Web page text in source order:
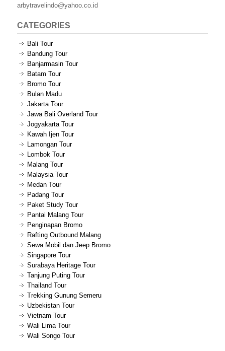
arbytravelindo@yahoo.co.id
CATEGORIES
Bali Tour
Bandung Tour
Banjarmasin Tour
Batam Tour
Bromo Tour
Bulan Madu
Jakarta Tour
Jawa Bali Overland Tour
Jogyakarta Tour
Kawah Ijen Tour
Lamongan Tour
Lombok Tour
Malang Tour
Malaysia Tour
Medan Tour
Padang Tour
Paket Study Tour
Pantai Malang Tour
Penginapan Bromo
Rafting Outbound Malang
Sewa Mobil dan Jeep Bromo
Singapore Tour
Surabaya Heritage Tour
Tanjung Puting Tour
Thailand Tour
Trekking Gunung Semeru
Uzbekistan Tour
Vietnam Tour
Wali Lima Tour
Wali Songo Tour